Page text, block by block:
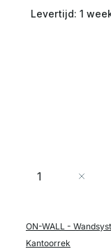
Levertijd: 1
Aantal
ON-WALL -
Kantoorrek